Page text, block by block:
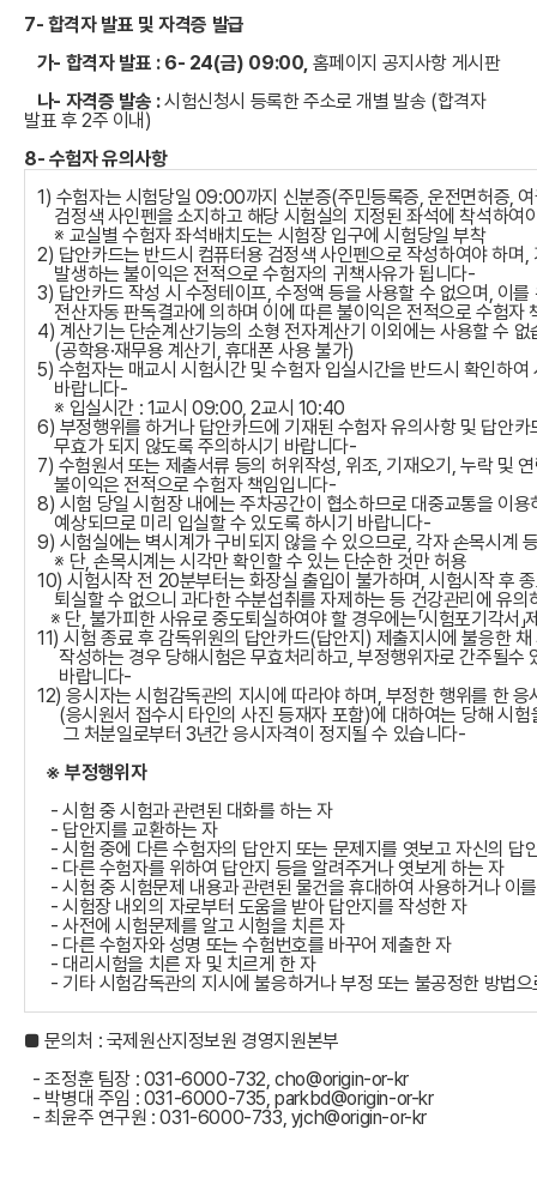
7- 합격자 발표 및 자격증 발급
가- 합격자 발표 : 6- 24(금) 09:00, 홈페이지 공지사항 게시판
나- 자격증 발송 :시험신청시 등록한 주소로 개별 발송 (합격자
발표 후 2주 이내)
8- 수험자 유의사항
1) 수험자는 시험당일 09:00까지 신분증(주민등록증, 운전면허증,
검정색 사인펜을 소지하고 해당 시험실의 지정된 좌석에 착석하여
※ 교실별 수험자 좌석배치도는 시험장 입구에 시험당일 부착
2) 답안카드는 반드시 컴퓨터용 검정색 사인펜으로 작성하여야 하며,
발생하는 불이익은 전적으로 수험자의 귀책사유가 됩니다-
3) 답안카드 작성 시 수정테이프, 수정액 등을 사용할 수 없으며, 이
전산자동 판독결과에 의하며 이에 따른 불이익은 전적으로 수험자
4) 계산기는 단순계산기능의 소형 전자계산기 이외에는 사용할 수 없
(공학용·재무용 계산기, 휴대폰 사용 불가)
5) 수험자는 매교시 시험시간 및 수험자 입실시간을 반드시 확인하여
바랍니다-
※ 입실시간 : 1교시 09:00, 2교시 10:40
6) 부정행위를 하거나 답안카드에 기재된 수험자 유의사항 및 답안
무효가 되지 않도록 주의하시기 바랍니다-
7) 수험원서 또는 제출서류 등의 허위작성, 위조, 기재오기, 누락 및
불이익은 전적으로 수험자 책임입니다-
8) 시험 당일 시험장 내에는 주차공간이 협소하므로 대중교통을 이용
예상되므로 미리 입실할 수 있도록 하시기 바랍니다-
9) 시험실에는 벽시계가 구비되지 않을 수 있으므로, 각자 손목시계
※ 단, 손목시계는 시각만 확인할 수 있는 단순한 것만 허용
10) 시험시작 전 20분부터는 화장실 출입이 불가하며, 시험시작 후
퇴실할 수 없으니 과다한 수분섭취를 자제하는 등 건강관리에 유의
※ 단, 불가피한 사유로 중도퇴실하여야 할 경우에는「시험포기각서」
11) 시험 종료 후 감독위원의 답안카드(답안지) 제출지시에 불응한
작성하는 경우 당해시험은 무효처리하고, 부정행위자로 간주될수
바랍니다-
12) 응시자는 시험감독관의 지시에 따라야 하며, 부정한 행위를 한
(응시원서 접수시 타인의 사진 등재자 포함)에 대하여는 당해 시험
그 처분일로부터 3년간 응시자격이 정지될 수 있습니다-
※ 부정행위자
- 시험 중 시험과 관련된 대화를 하는 자
- 답안지를 교환하는 자
- 시험 중에 다른 수험자의 답안지 또는 문제지를 엿보고 자신의 답
- 다른 수험자를 위하여 답안지 등을 알려주거나 엿보게 하는 자
- 시험 중 시험문제 내용과 관련된 물건을 휴대하여 사용하거나 이
- 시험장 내외의 자로부터 도움을 받아 답안지를 작성한 자
- 사전에 시험문제를 알고 시험을 치른 자
- 다른 수험자와 성명 또는 수험번호를 바꾸어 제출한 자
- 대리시험을 치른 자 및 치르게 한 자
- 기타 시험감독관의 지시에 불응하거나 부정 또는 불공정한 방법
■ 문의처 : 국제원산지정보원 경영지원본부
- 조정훈 팀장 : 031-6000-732, cho@origin-or-kr
- 박병대 주임 : 031-6000-735, parkbd@origin-or-kr
- 최윤주 연구원 : 031-6000-733, yjch@origin-or-kr